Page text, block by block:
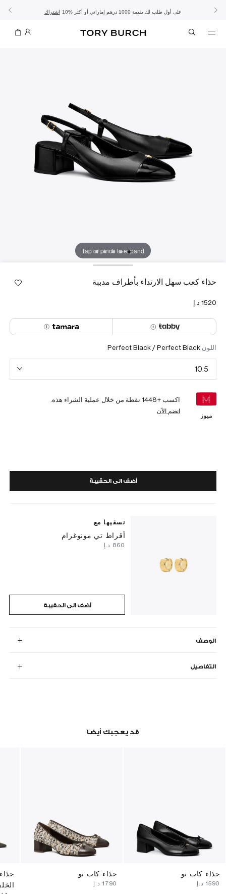
الموسم الجديد: إطلالات العملتسوّقي التشكيلة تشكيلة عيد الأضحىتسوقي اشتراك 10% على أول طلب لك بقيمة 1000 درهم إماراتي أو أكثر تفاصيل - الشحن المجاني تفاصيل - تسوق الآن واستلم في المتجر
Tap or pinch to expand
حذاء كعب سهل الارتداء بأطراف مدببة
اللون Perfect Black / Perfect Black
10.5
ميوز
اكسب +1448 نقطة من خلال عملية الشراء هذه.
انضم الآن
أضف الى الحقيبة
نسقيها مع
أقراط تي مونوغرام
أضف الى الحقيبة
الوصف
التفاصيل
قد يعجبك أيضا
حذاء كاب تو حذاء كاب تو